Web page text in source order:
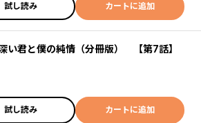
試し読み カートに追加
い君と僕の純情（分冊版） 【第7話】
試し読み カートに追加